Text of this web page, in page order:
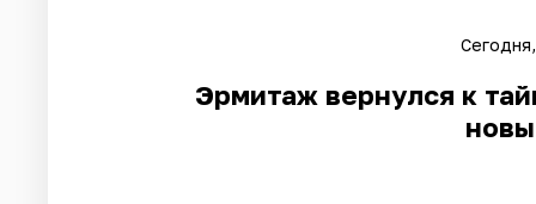
Эрмитаж вернулся к